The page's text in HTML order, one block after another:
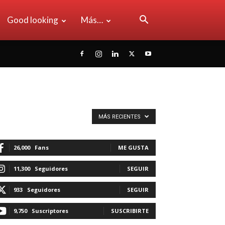
Good looking Más…
MÁS RECIENTES
26,000 Fans ME GUSTA
11,300 Seguidores SEGUIR
933 Seguidores SEGUIR
9,750 Suscriptores SUSCRIBIRTE